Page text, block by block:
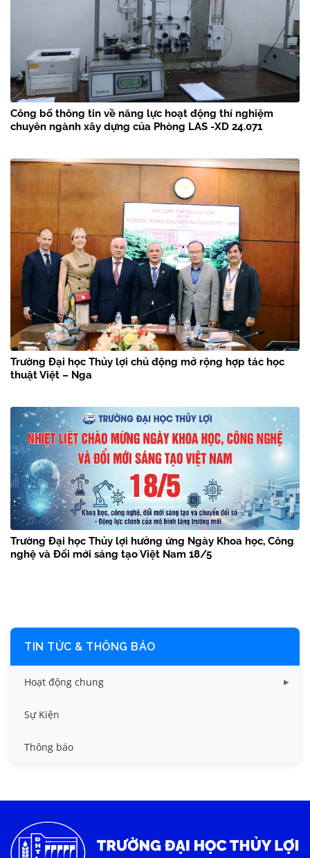
Công bố thông tin về năng lực hoạt động thí nghiệm
chuyên ngành xây dựng của Phòng LAS -XD 24.071
Trường Đại học Thủy lợi chủ động mở rộng hợp tác học
thuật Việt – Nga
Trường Đại học Thủy lợi hưởng ứng Ngày Khoa học, Công
nghệ và Đổi mới sáng tạo Việt Nam 18/5
TIN TỨC & THÔNG BÁO
Hoạt động chung
Tin công tác sinh viên
Tin đào tạo
Tin tức chung
Sự Kiện
Thông báo